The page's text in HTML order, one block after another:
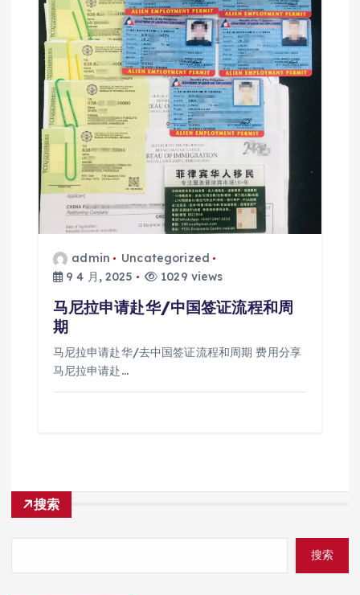
admin
Uncategorized
9 4 月, 2025
1029 views
马尼拉申请赴华/中国签证流程和周
期
马尼拉申请赴华/去中国签证流程和周期 费用分享
马尼拉申请赴…
搜索
搜索